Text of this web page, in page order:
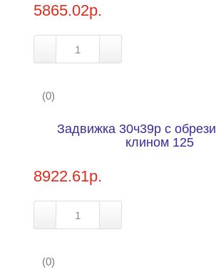
5865.02р.
(0)
Купить в 1 клик Нашли
Задвижка 30ч39р с
клином 125
8922.61р.
(0)